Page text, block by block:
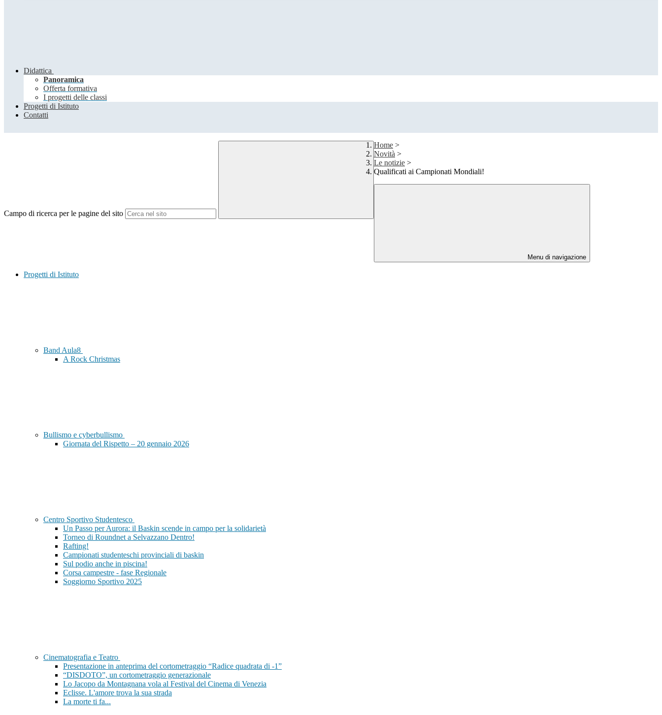
Didattica
Panoramica
Offerta formativa
I progetti delle classi
Progetti di Istituto
Contatti
Campo di ricerca per le pagine del sito
Home >
Novità >
Le notizie >
Qualificati ai Campionati Mondiali!
Menu di navigazione
Progetti di Istituto
Band Aula8
A Rock Christmas
Bullismo e cyberbullismo
Giornata del Rispetto – 20 gennaio 2026
Centro Sportivo Studentesco
Un Passo per Aurora: il Baskin scende in campo per la solidarietà
Torneo di Roundnet a Selvazzano Dentro!
Rafting!
Campionati studenteschi provinciali di baskin
Sul podio anche in piscina!
Corsa campestre - fase Regionale
Soggiorno Sportivo 2025
Cinematografia e Teatro
Presentazione in anteprima del cortometraggio “Radice quadrata di -1”
“DISDOTO”, un cortometraggio generazionale
Lo Jacopo da Montagnana vola al Festival del Cinema di Venezia
Eclisse. L'amore trova la sua strada
La morte ti fa...